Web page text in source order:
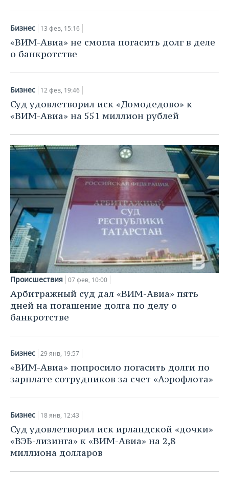
Бизнес 13 фев, 15:16
«ВИМ-Авиа» не смогла погасить долг в деле
о банкротстве
Бизнес 12 фев, 19:46
Суд удовлетворил иск «Домодедово» к
«ВИМ-Авиа» на 551 миллион рублей
Происшествия 07 фев, 10:00
Арбитражный суд дал «ВИМ-Авиа» пять
дней на погашение долга по делу о
банкротстве
Бизнес 29 янв, 19:57
«ВИМ-Авиа» попросило погасить долги по
зарплате сотрудников за счет «Аэрофлота»
Бизнес 18 янв, 12:43
Суд удовлетворил иск ирландской «дочки»
«ВЭБ-лизинга» к «ВИМ-Авиа» на 2,8
миллиона долларов